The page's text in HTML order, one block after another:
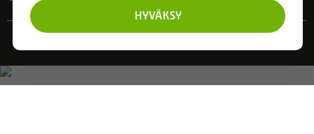
HYVÄKSY